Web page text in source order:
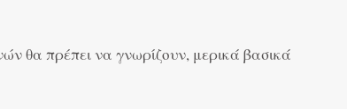
θα πρέπει να γνωρίζουν, μερικά βασικά